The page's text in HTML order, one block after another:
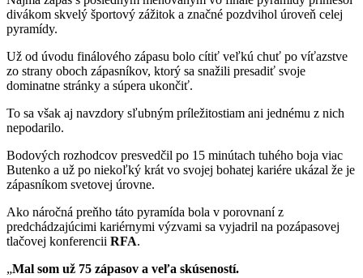
divákom skvelý športový zážitok a značné pozdvihol úroveň celej
pyramídy.
Už od úvodu finálového zápasu bolo cítiť veľkú chuť po víťazstve
zo strany oboch zápasníkov, ktorý sa snažili presadiť svoje
dominatne stránky a súpera ukončiť.
To sa však aj navzdory sľubným príležitostiam ani jednému z nich
nepodarilo.
Bodových rozhodcov presvedčil po 15 minútach tuhého boja viac
Butenko a už po niekoľký krát vo svojej bohatej kariére ukázal že je
zápasníkom svetovej úrovne.
Ako náročná preňho táto pyramída bola v porovnaní z
predchádzajúcimi kariérnymi výzvami sa vyjadril na pozápasovej
tlačovej konferencii RFA.
„Mal som už 75 zápasov a veľa skúseností.